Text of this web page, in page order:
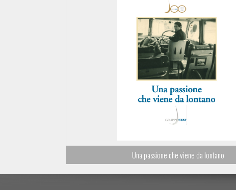
Una passione che viene da lontano